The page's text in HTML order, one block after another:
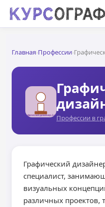
Главная›Профессии›
Профессии в
Графический
специалист,
визуальных
различных проектов,